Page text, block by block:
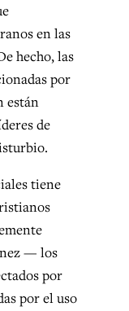
en las
hecho, las
por
están
de
tiene
— los
por
por el uso
about
scam
in key
launch
in nation